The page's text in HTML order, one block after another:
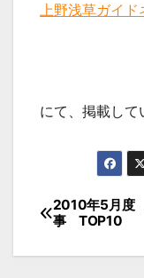
上野浅草ガイド
にて、掲載して
投
稿
ナ
2010年5月度
事 TOP10